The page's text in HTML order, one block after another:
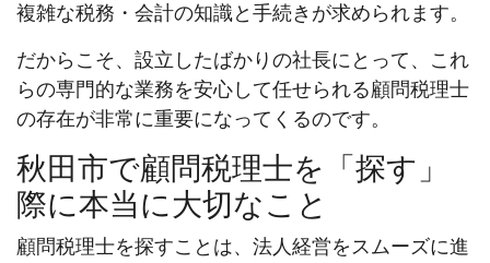
複雑な税務・会計の知識と手続きが求められます。
だからこそ、設立したばかりの社長にとって、これ
らの専門的な業務を安心して任せられる顧問税理士
の存在が非常に重要になってくるのです。
秋田市で顧問税理士を「探す」
際に本当に大切なこと
顧問税理士を探すことは、法人経営をスムーズに進